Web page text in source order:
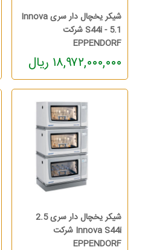
شیکر یخچال دار سری Innova
S44i - 5.1 شرکت
EPPENDORF
۱۸,۹۷۲,۰۰۰,۰۰۰ ریال
شیکر یخچال دار سری 2.5
Innova S44i شرکت
EPPENDORF